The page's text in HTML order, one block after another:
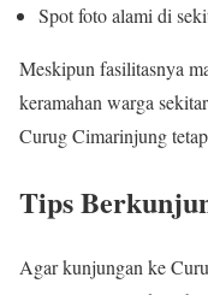
Spot foto alami di
Meskipun fasilitasnya
keramahan warga
Curug Cimarinjung
Tips
Agar kunjungan ke